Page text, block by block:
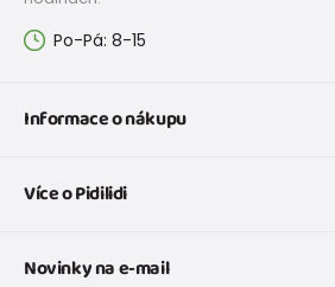
Po-Pá: 8-15
Informace o nákupu
Doprava a platba
Tabulka velikostí obuvi
Více o Pidilidi
O nás
Novinky na e-mail